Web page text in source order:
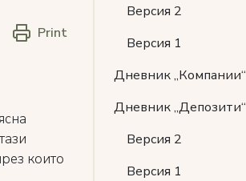
Print
които
Версия 2
Версия 1
Дневник „Компании“
Дневник „Депозити“
Версия 2
Версия 1